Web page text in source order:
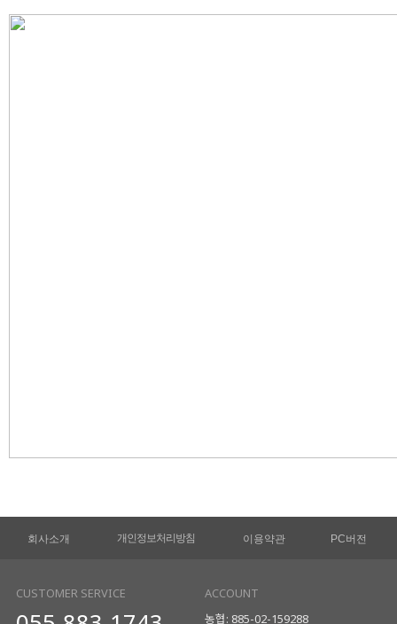
회사소개 개인정보처리방침 이용약관 PC버전
CUSTOMER SERVICE
ACCOUNT
농협: 885-02-159288